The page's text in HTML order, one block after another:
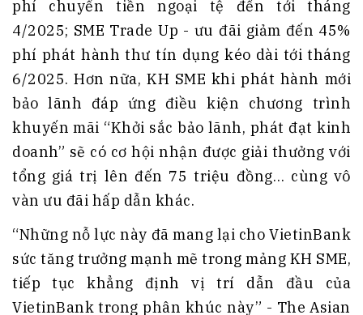
phí chuyển tiền ngoại tệ đến tới tháng
4/2025; SME Trade Up - ưu đãi giảm đến 45%
phí phát hành thư tín dụng kéo dài tới tháng
6/2025. Hơn nữa, KH SME khi phát hành mới
bảo lãnh đáp ứng điều kiện chương trình
khuyến mãi “Khởi sắc bảo lãnh, phát đạt kinh
doanh” sẽ có cơ hội nhận được giải thưởng với
tổng giá trị lên đến 75 triệu đồng… cùng vô
vàn ưu đãi hấp dẫn khác.
“Những nỗ lực này đã mang lại cho VietinBank
sức tăng trưởng mạnh mẽ trong mảng KH SME,
tiếp tục khẳng định vị trí dẫn đầu của
VietinBank trong phân khúc này” - The Asian